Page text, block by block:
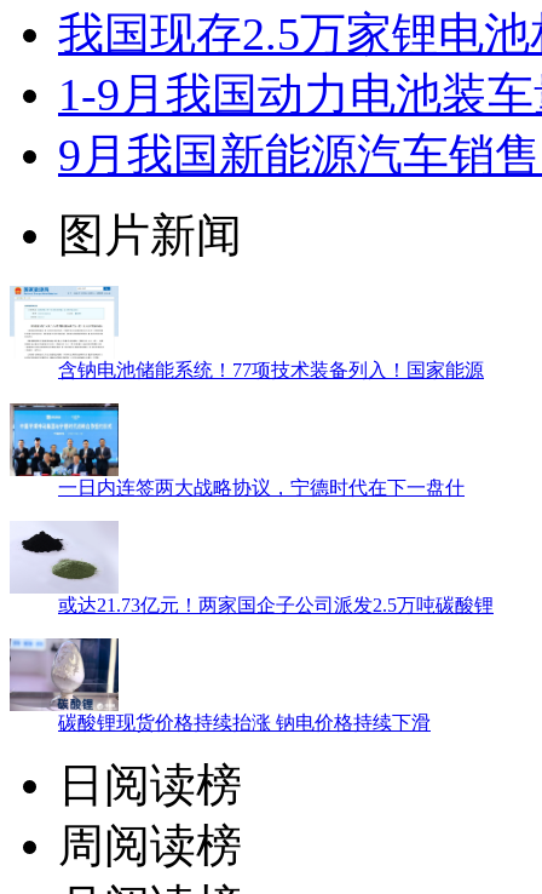
我国现存2.5万家锂电
1-9月我国动力电池装
9月我国新能源汽车销
图片新闻
含钠电池储能系统！77项技术装备列入！国家能源
一日内连签两大战略协议，宁德时代在下一盘什
或达21.73亿元！两家国企子公司派发2.5万吨碳酸锂
碳酸锂现货价格持续抬涨 钠电价格持续下滑
日阅读榜
周阅读榜